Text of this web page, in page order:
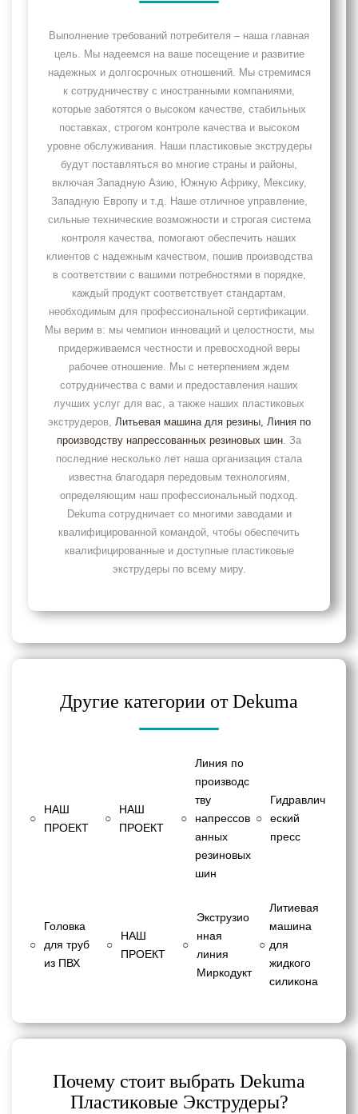
Выполнение требований потребителя – наша главная
цель. Мы надеемся на ваше посещение и развитие
надежных и долгосрочных отношений. Мы стремимся
к сотрудничеству с иностранными компаниями,
которые заботятся о высоком качестве, стабильных
поставках, строгом контроле качества и высоком
уровне обслуживания. Наши пластиковые экструдеры
будут поставляться во многие страны и районы,
включая Западную Азию, Южную Африку, Мексику,
Западную Европу и т.д. Наше отличное управление,
сильные технические возможности и строгая система
контроля качества, помогают обеспечить наших
клиентов с надежным качеством, пошив производства
в соответствии с вашими потребностями в порядке,
каждый продукт соответствует стандартам,
необходимым для профессиональной сертификации.
Мы верим в: мы чемпион инноваций и целостности, мы
придерживаемся честности и превосходной веры
рабочее отношение. Мы с нетерпением ждем
сотрудничества с вами и предоставления наших
лучших услуг для вас, а также наших пластиковых
экструдеров, Литьевая машина для резины, Линия по
производству напрессованных резиновых шин. За
последние несколько лет наша организация стала
известна благодаря передовым технологиям,
определяющим наш профессиональный подход.
Dekuma сотрудничает со многими заводами и
квалифицированной командой, чтобы обеспечить
квалифицированные и доступные пластиковые
экструдеры по всему миру.
Другие категории от Dekuma
○
НАШ
ПРОЕКТ
○
НАШ
ПРОЕКТ
○
Линия по
производс
тву
напрессов
анных
резиновых
шин
○
Гидравлич
еский
пресс
○
Головка
для труб
из ПВХ
○
НАШ
ПРОЕКТ
○
Экструзио
нная
линия
Миркодукт
○
Литиевая
машина
для
жидкого
силикона
Почему стоит выбрать Dekuma
Пластиковые Экструдеры?